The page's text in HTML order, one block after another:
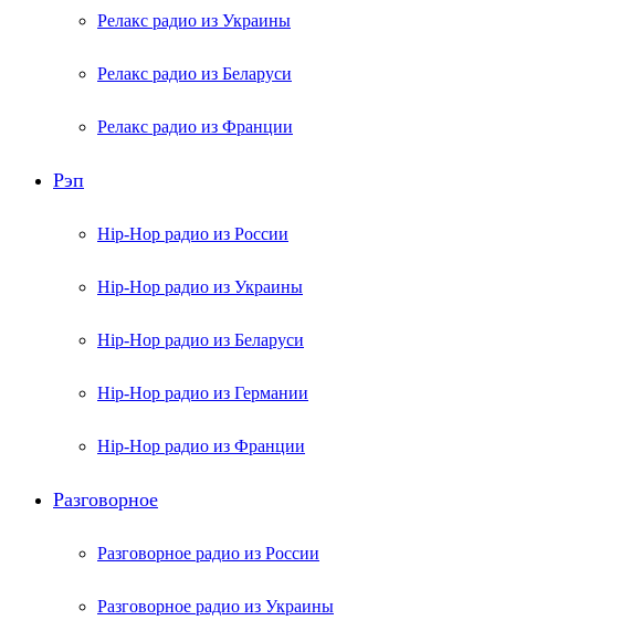
Релакс радио из Украины
Релакс радио из Беларуси
Релакс радио из Франции
Рэп
Hip-Hop радио из России
Hip-Hop радио из Украины
Hip-Hop радио из Беларуси
Hip-Hop радио из Германии
Hip-Hop радио из Франции
Разговорное
Разговорное радио из России
Разговорное радио из Украины